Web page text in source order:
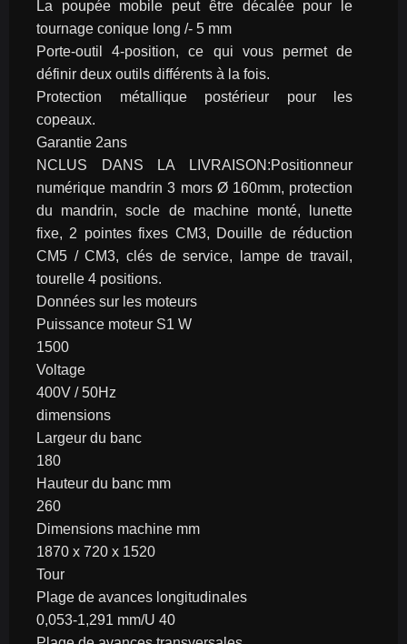
La poupée mobile peut être décalée pour le
tournage conique long /- 5 mm
Porte-outil 4-position, ce qui vous permet de
définir deux outils différents à la fois.
Protection métallique postérieur pour les
copeaux.
Garantie 2ans
NCLUS DANS LA LIVRAISON:Positionneur
numérique mandrin 3 mors Ø 160mm, protection
du mandrin, socle de machine monté, lunette
fixe, 2 pointes fixes CM3, Douille de réduction
CM5 / CM3, clés de service, lampe de travail,
tourelle 4 positions.
Données sur les moteurs
Puissance moteur S1 W
1500
Voltage
400V / 50Hz
dimensions
Largeur du banc
180
Hauteur du banc mm
260
Dimensions machine mm
1870 x 720 x 1520
Tour
Plage de avances longitudinales
0,053-1,291 mm/U 40